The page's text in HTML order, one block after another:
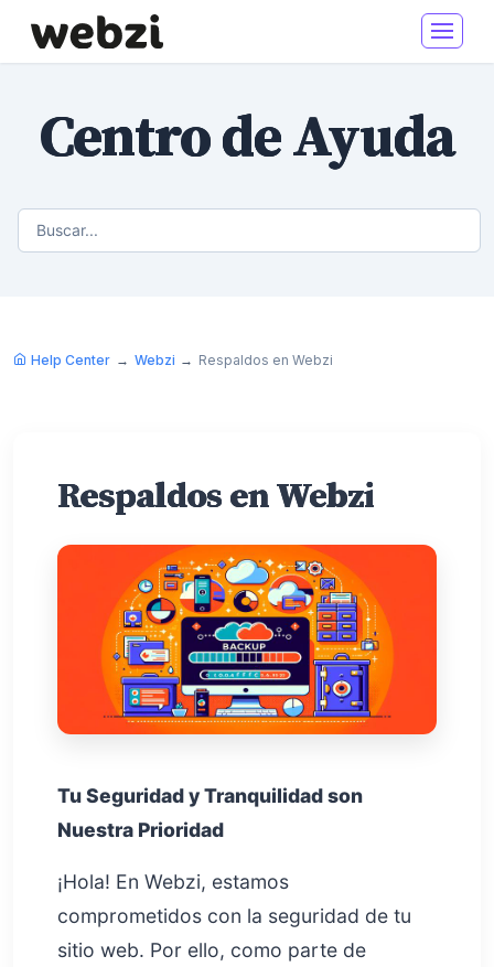
Centro de Ayuda
Help Center Webzi Respaldos en Webzi
Respaldos en Webzi
Tu Seguridad y Tranquilidad son
Nuestra Prioridad
¡Hola! En Webzi, estamos
comprometidos con la seguridad de tu
sitio web. Por ello, como parte de